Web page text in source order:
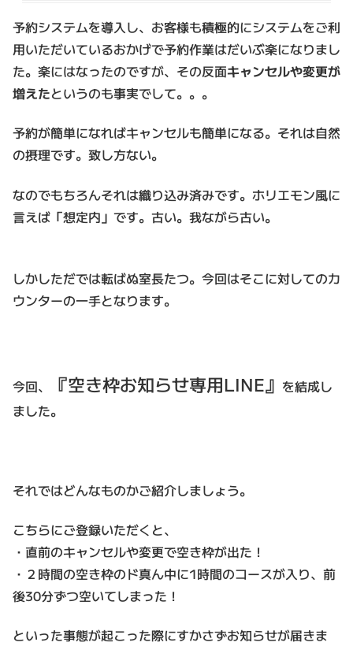
予約システムを導入し、お客様も積極的にシステムをご利
用いただいているおかげで予約作業はだいぶ楽になりまし
た。楽にはなったのですが、その反面キャンセルや変更が
増えたというのも事実でして。。。
予約が簡単になればキャンセルも簡単になる。それは自然
の摂理です。致し方ない。
なのでもちろんそれは織り込み済みです。ホリエモン風に
言えば「想定内」です。古い。我ながら古い。
しかしただでは転ばぬ室長たつ。今回はそこに対してのカ
ウンターの一手となります。
今回、 『空き枠お知らせ専用LINE』 を結成し
ました。
それではどんなものかご紹介しましょう。
こちらにご登録いただくと、
・直前のキャンセルや変更で空き枠が出た！
・２時間の空き枠のド真ん中に1時間のコースが入り、前
後30分ずつ空いてしまった！
といった事態が起こった際にすかさずお知らせが届きま